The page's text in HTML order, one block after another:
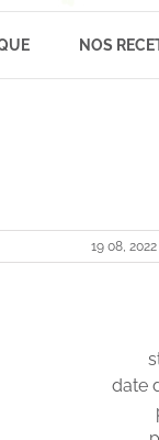
NOS
19 08, 2022
date